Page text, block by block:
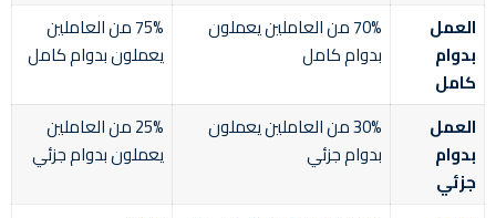
العمل
بدوام
كامل
70% من العاملين يعملون
بدوام كامل
75% من العاملين
يعملون بدوام كامل
العمل
بدوام
جزئي
30% من العاملين يعملون
بدوام جزئي
25% من العاملين
يعملون بدوام جزئي